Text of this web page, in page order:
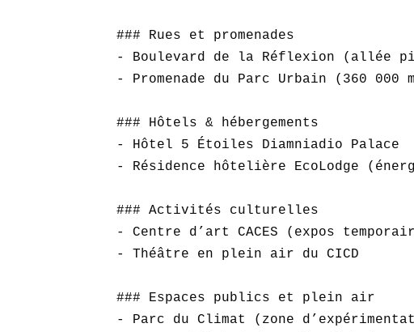
### Rues et promenades
- Boulevard de la Réflexion (allée
- Promenade du Parc Urbain (360 000
### Hôtels & hébergements
- Hôtel 5 Étoiles Diamniadio Palace
- Résidence hôtelière EcoLodge
### Activités culturelles
- Centre d’art CACES (expos
- Théâtre en plein air du CICD
### Espaces publics et plein air
- Parc du Climat (zone